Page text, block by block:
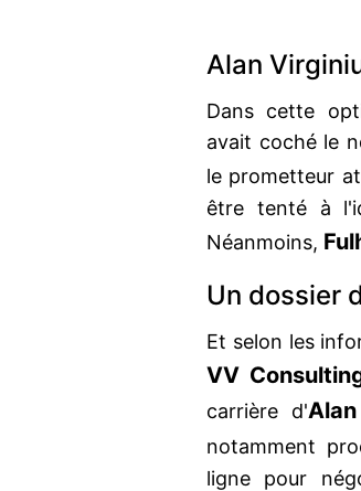
Alan
Dans cette
avait coché le
le prometteur
être tenté à
Néanmoins,
Un dossier
Et selon les
VV
carrière d'
notamment
ligne pour